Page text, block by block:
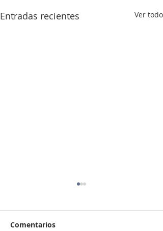
Entradas recientes Ver todo
Comentarios